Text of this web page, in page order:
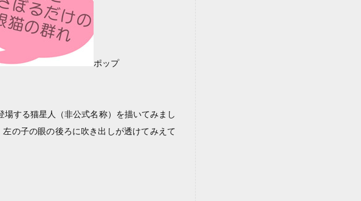
ポップ
する猫星人（非公式名称）を描いてみまし
の子の眼の後ろに吹き出しが透けてみえて